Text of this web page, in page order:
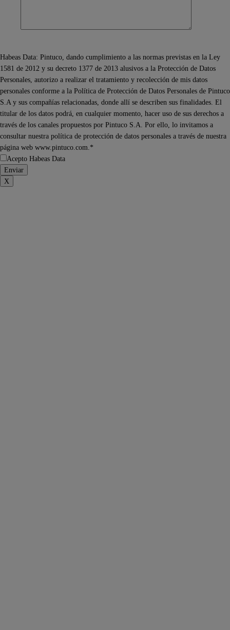
Habeas Data: Pintuco, dando cumplimiento a las normas previstas en la Ley
1581 de 2012 y su decreto 1377 de 2013 alusivos a la Protección de Datos
Personales, autorizo a realizar el tratamiento y recolección de mis datos
personales conforme a la Política de Protección de Datos Personales de Pintuco
S.A y sus compañías relacionadas, donde allí se describen sus finalidades. El
titular de los datos podrá, en cualquier momento, hacer uso de sus derechos a
través de los canales propuestos por Pintuco S.A. Por ello, lo invitamos a
consultar nuestra política de protección de datos personales a través de nuestra
página web www.pintuco.com.*
Acepto Habeas Data
X